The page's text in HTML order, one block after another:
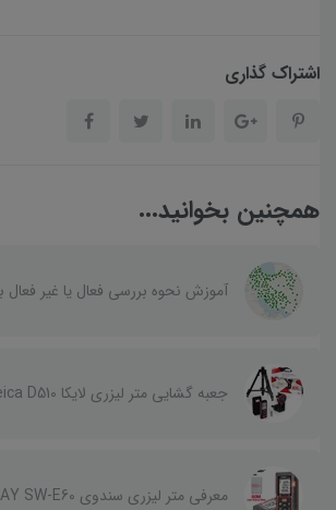
اشتراک گذاری
همچنین بخوانید...
آموزش نحوه بررسی فعال یا غیر فعال
جعبه گشایی متر لیزری لایکا Leica D510 پک
معرفی متر لیزری سندوی SNDWAY SW-E60